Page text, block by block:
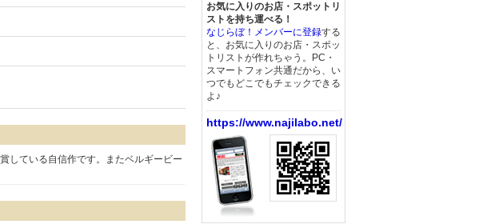
している自信作です。またベルギービー
お気に入りのお店・スポットリ
ストを持ち運べる！
なじらぼ！メンバーに登録する
と、お気に入りのお店・スポッ
トリストが作れちゃう。PC・
スマートフォン共通だから、い
つでもどこでもチェックできる
よ♪
https://www.najilabo.net/